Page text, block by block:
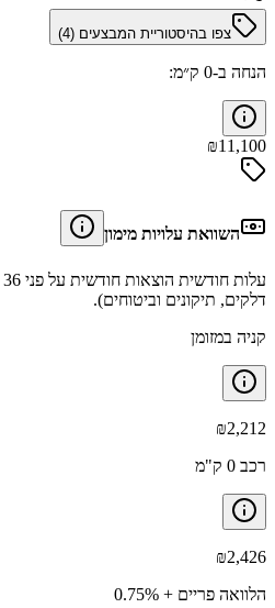
צפו בהיסטוריית המבצעים (4
)
הנחה ב-0 ק״מ:
₪11,100
השוואת עלויות מימון
דלקים, תיקונים וביטוחים).
קניה במזומן
₪2,212
רכב 0 ק"מ
₪2,426
הלוואה פריים + 0.75%